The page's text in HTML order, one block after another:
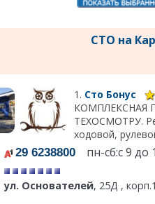
СТО на
1. Сто Бонус
КОМПЛЕКСНАЯ
ТЕХОСМОТРУ.
ходовой,
29 6238800 пн-сб:с 9 до
ул. Основателей, 25Д , корп.1